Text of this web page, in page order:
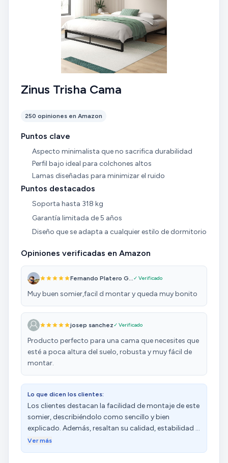
Zinus Trisha Cama
250 opiniones en Amazon
Puntos clave
Aspecto minimalista que no sacrifica durabilidad
Perfil bajo ideal para colchones altos
Lamas diseñadas para minimizar el ruido
Puntos destacados
Soporta hasta 318 kg
Garantía limitada de 5 años
Diseño que se adapta a cualquier estilo de dormitorio
Opiniones verificadas en Amazon
Fernando Platero G...✓ Verificado
Muy buen somier,facil d montar y queda muy bonito
josep sanchez✓ Verificado
Producto perfecto para una cama que necesites que
esté a poca altura del suelo, robusta y muy fácil de
montar.
Lo que dicen los clientes:
Los clientes destacan la facilidad de montaje de este
somier, describiéndolo como sencillo y bien
explicado. Además, resaltan su calidad, estabilidad y
resistencia, mencionando que las lamas no crujen ni
Ver más